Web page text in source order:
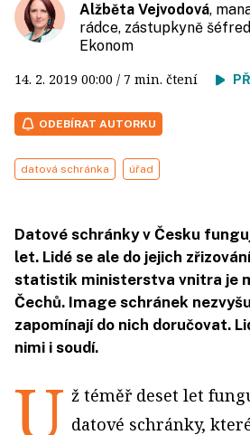
Alžběta Vejvodová,
rádce, zástupkyně
Ekonom
14. 2. 2019 00:00 / 7 min. čtení
ODEBÍRAT AUTORKU
datová schránka úřad
Datové schránky v Česku
let. Lidé se ale do jejich
statistik ministerstva vnitra je
Čechů. Image schránek
zapomínají do nich doručovat.
nimi i soudí.
U ž téměř deset let
datové schránky,